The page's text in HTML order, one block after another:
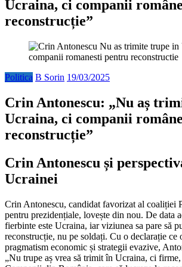
Ucraina, ci companii
reconstrucție”
Politica B Sorin 19/03/2025
Crin Antonescu: „Nu aș
Ucraina, ci companii
reconstrucție”
Crin Antonescu și
Ucrainei
Crin Antonescu, candidat favorizat al
pentru prezidențiale, lovește din nou. De data
fierbinte este Ucraina, iar viziunea sa pare să
reconstrucție, nu pe soldați. Cu o declarație ce
pragmatism economic și strategii evazive,
„Nu trupe aș vrea să trimit în Ucraina, ci firme,